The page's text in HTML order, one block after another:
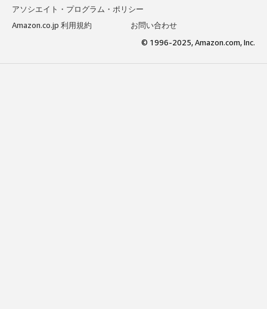
アソシエイト・プログラム・ポリシー
Amazon.co.jp 利用規約
お問い合わせ
© 1996-2025, Amazon.com, Inc.